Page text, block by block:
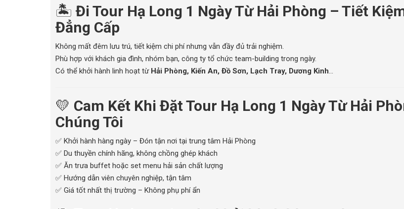
🏝️ Đi Tour Hạ Long 1 Ngày Từ Hải Phòng – Tiết
Đẳng Cấp
Không mất đêm lưu trú, tiết kiệm chi phí nhưng vẫn đầy đủ trải nghiệm.
Phù hợp với khách gia đình, nhóm bạn, công ty tổ chức team-building trong ngày.
Có thể khởi hành linh hoạt từ Hải Phòng, Kiến An, Đồ Sơn, Lạch Tray, Dương Kinh…
💛 Cam Kết Khi Đặt Tour Hạ Long 1 Ngày Từ Hải
Chúng Tôi
✅ Khởi hành hàng ngày – Đón tận nơi tại trung tâm Hải Phòng
✅ Du thuyền chính hãng, không chồng ghép khách
✅ Ăn trưa buffet hoặc set menu hải sản chất lượng
✅ Hướng dẫn viên chuyên nghiệp, tận tâm
✅ Giá tốt nhất thị trường – Không phụ phí ẩn